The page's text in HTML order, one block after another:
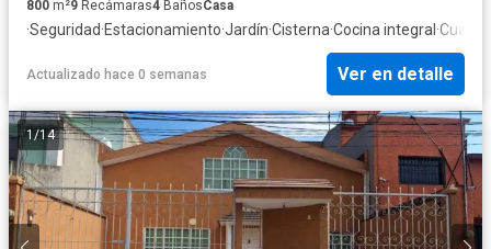
800 m²9 Recámaras4 BañosCasa
·Seguridad·Estacionamiento·Jardín·Cisterna·Cocina integral ·Cuarto
Actualizado hace 0 semanas Ver en detalle
1 /14